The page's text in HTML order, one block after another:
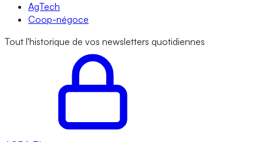
AgTech
Coop-négoce
Tout l'historique de vos newsletters quotidiennes